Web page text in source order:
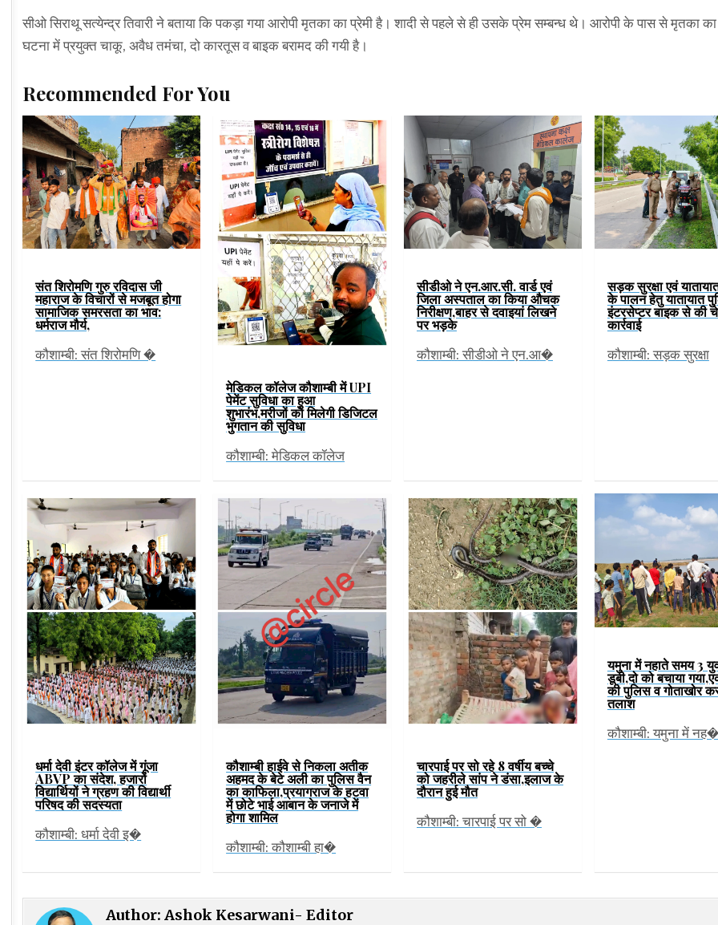
सीओ सिराथू सत्येन्द्र तिवारी ने बताया कि पकड़ा गया आरोपी मृतका का प्रेमी है। शादी से पहले से ही उसके प्रेम सम्बन्ध थे। आरोपी के पास से मृतका का
घटना में प्रयुक्त चाकू, अवैध तमंचा, दो कारतूस व बाइक बरामद की गयी है।
Recommended For You
संत शिरोमणि गुरु रविदास जी
महाराज के विचारों से मजबूत होगा
सामाजिक समरसता का भाव:
धर्मराज मौर्य,
कौशाम्बी: संत शिरोमणि �
मेडिकल कॉलेज कौशाम्बी में UPI
पेमेंट सुविधा का हुआ
शुभारंभ,मरीजों को मिलेगी डिजिटल
भुगतान की सुविधा
कौशाम्बी: मेडिकल कॉलेज
सीडीओ ने एन.आर.सी. वार्ड एवं
जिला अस्पताल का किया औचक
निरीक्षण,बाहर से दवाइयां लिखने
पर भड़के
कौशाम्बी: सीडीओ ने एन.आ�
सड़क सुरक्षा एवं
के पालन हेतु यातायात
इंटरसेप्टर बाइक से की
कार्रवाई
कौशाम्बी: सड़क सुरक्षा
धर्मा देवी इंटर कॉलेज में गूंजा
ABVP का संदेश, हजारों
विद्यार्थियों ने ग्रहण की विद्यार्थी
परिषद की सदस्यता
कौशाम्बी: धर्मा देवी इ�
कौशाम्बी हाईवे से निकला अतीक
अहमद के बेटे अली का पुलिस वैन
का काफिला,प्रयागराज के हटवा
में छोटे भाई आबान के जनाजे में
होगा शामिल
कौशाम्बी: कौशाम्बी हा�
चारपाई पर सो रहे 8 वर्षीय बच्चे
को जहरीले सांप ने डंसा,इलाज के
दौरान हुई मौत
कौशाम्बी: चारपाई पर सो �
यमुना में नहाते समय 3
डूबी,दो को बचाया
की पुलिस व गोताखोर
तलाश
कौशाम्बी: यमुना में नह�
Author:Ashok Kesarwani- Editor